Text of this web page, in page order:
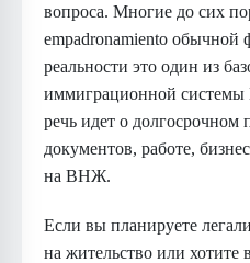
вопроса. Многие до сих
empadronamiento обычной
реальности это один из
иммиграционной системы
речь идет о
документов, работе,
на ВНЖ.
Если вы планируете
на жительство или хотите